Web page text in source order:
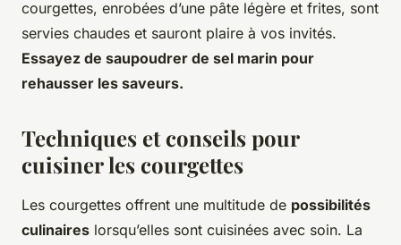
courgettes, enrobées d’une pâte légère et frites, sont
servies chaudes et sauront plaire à vos invités.
Essayez de saupoudrer de sel marin pour
rehausser les saveurs.
Techniques et conseils pour
cuisiner les courgettes
Les courgettes offrent une multitude de possibilités
culinaires lorsqu’elles sont cuisinées avec soin. La